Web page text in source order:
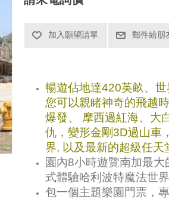
暢遊佔地達420英畝、世
您可以親睹神奇的飛越
爆發、 摩西過紅海、大
仇，變形金剛3D過山車
界, 以及最新的超級任天
園內8小時遊覽南加最
式體驗哈利波特魔法世界
包一個主題樂園門票，